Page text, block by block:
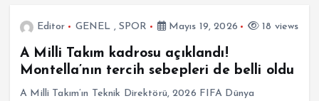
Editor GENEL , SPOR Mayıs 19, 2026 18 views
A Milli Takım kadrosu açıklandı!
Montella’nın tercih sebepleri de belli oldu
A Milli Takım’ın Teknik Direktörü, 2026 FIFA Dünya